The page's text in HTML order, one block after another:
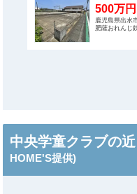
500万円
鹿児島県出水
肥薩おれんじ
中央学童クラブの
HOME'S提供)